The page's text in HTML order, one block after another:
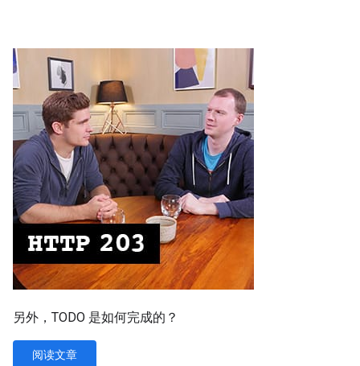
另外，TODO 是如何完成的？
阅读文章